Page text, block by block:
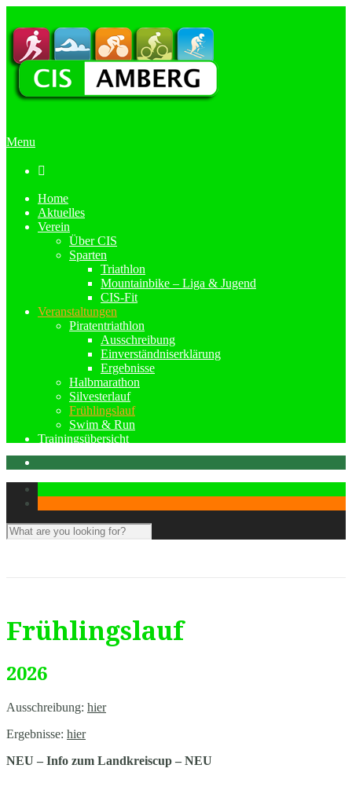
Menu

Home
Aktuelles
Verein
Über CIS
Sparten
Triathlon
Mountainbike – Liga & Jugend
CIS-Fit
Veranstaltungen
Piratentriathlon
Ausschreibung
Einverständniserklärung
Ergebnisse
Halbmarathon
Silvesterlauf
Frühlingslauf
Swim & Run
Trainingsübersicht
Frühlingslauf
2026
Ausschreibung: hier
Ergebnisse: hier
NEU – Info zum Landkreiscup – NEU